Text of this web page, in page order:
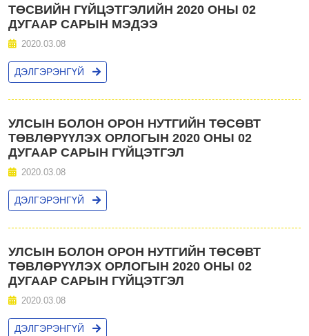
ТӨСВИЙН ГҮЙЦЭТГЭЛИЙН 2020 ОНЫ 02
ДУГААР САРЫН МЭДЭЭ
2020.03.08
ДЭЛГЭРЭНГҮЙ
УЛСЫН БОЛОН ОРОН НУТГИЙН ТӨСӨВТ
ТӨВЛӨРҮҮЛЭХ ОРЛОГЫН 2020 ОНЫ 02
ДУГААР САРЫН ГҮЙЦЭТГЭЛ
2020.03.08
ДЭЛГЭРЭНГҮЙ
УЛСЫН БОЛОН ОРОН НУТГИЙН ТӨСӨВТ
ТӨВЛӨРҮҮЛЭХ ОРЛОГЫН 2020 ОНЫ 02
ДУГААР САРЫН ГҮЙЦЭТГЭЛ
2020.03.08
ДЭЛГЭРЭНГҮЙ